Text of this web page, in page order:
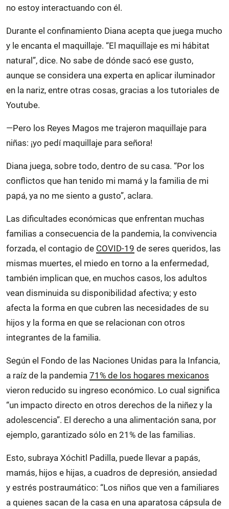
no estoy interactuando con él.
Durante el confinamiento Diana acepta que juega mucho
y le encanta el maquillaje. “El maquillaje es mi hábitat
natural”, dice. No sabe de dónde sacó ese gusto,
aunque se considera una experta en aplicar iluminador
en la nariz, entre otras cosas, gracias a los tutoriales de
Youtube.
—Pero los Reyes Magos me trajeron maquillaje para
niñas: ¡yo pedí maquillaje para señora!
Diana juega, sobre todo, dentro de su casa. “Por los
conflictos que han tenido mi mamá y la familia de mi
papá, ya no me siento a gusto”, aclara.
Las dificultades económicas que enfrentan muchas
familias a consecuencia de la pandemia, la convivencia
forzada, el contagio de COVID-19 de seres queridos, las
mismas muertes, el miedo en torno a la enfermedad,
también implican que, en muchos casos, los adultos
vean disminuida su disponibilidad afectiva; y esto
afecta la forma en que cubren las necesidades de su
hijos y la forma en que se relacionan con otros
integrantes de la familia.
Según el Fondo de las Naciones Unidas para la Infancia,
a raíz de la pandemia 71% de los hogares mexicanos
vieron reducido su ingreso económico. Lo cual significa
“un impacto directo en otros derechos de la niñez y la
adolescencia”. El derecho a una alimentación sana, por
ejemplo, garantizado sólo en 21% de las familias.
Esto, subraya Xóchitl Padilla, puede llevar a papás,
mamás, hijos e hijas, a cuadros de depresión, ansiedad
y estrés postraumático: “Los niños que ven a familiares
a quienes sacan de la casa en una aparatosa cápsula de